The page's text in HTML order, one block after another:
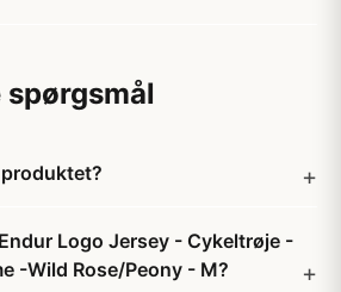
Logo Jersey - Cykeltrøje -
-Wild Rose/Peony - M?